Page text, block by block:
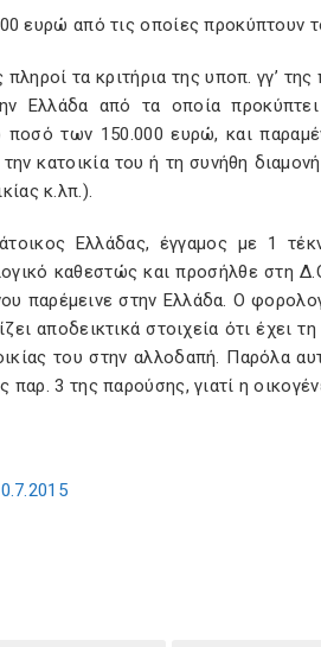
ευρώ από τις οποίες προκύπτουν
τα κριτήρια της υποπ. γγ’
Ελλάδα από τα οποία
των 150.000 ευρώ, και
την κατοικία του ή τη συνήθη
κ.λπ.).
Ελλάδας, έγγαμος με 1
καθεστώς και προσήλθε στη
παρέμεινε στην Ελλάδα. Ο
αποδεικτικά στοιχεία ότι έχει
του στην αλλοδαπή. Παρόλα
παρ. 3 της παρούσης, γιατί η